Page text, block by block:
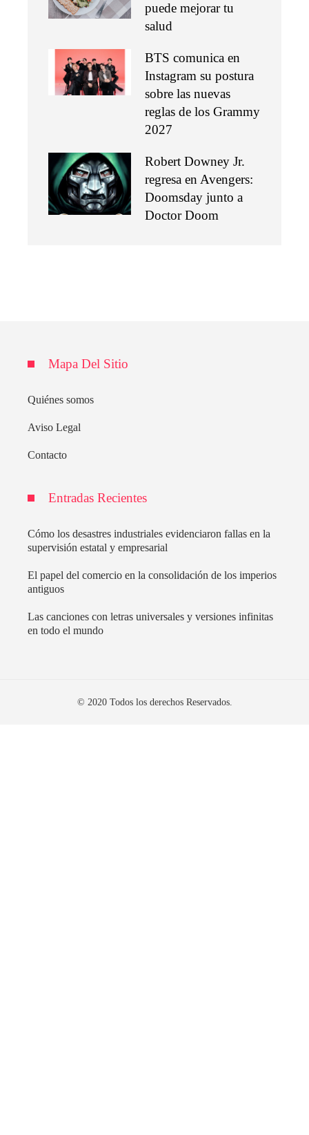
puede mejorar tu
salud
BTS comunica en
Instagram su postura
sobre las nuevas
reglas de los Grammy
2027
Robert Downey Jr.
regresa en Avengers:
Doomsday junto a
Doctor Doom
Mapa Del Sitio
Quiénes somos
Aviso Legal
Contacto
Entradas Recientes
Cómo los desastres industriales evidenciaron fallas en la
supervisión estatal y empresarial
El papel del comercio en la consolidación de los imperios
antiguos
Las canciones con letras universales y versiones infinitas
en todo el mundo
© 2020 Todos los derechos Reservados.